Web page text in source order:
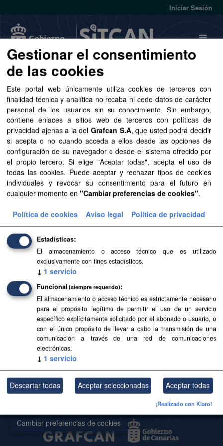
Cambiar preferencias de cookies
Iniciar Sesión
Conjuntos de datos
Ordenar por
1 conjunto de datos encontrado
Grupos: Formatos:
Etiquetas:
MDT
Filtrar Resultados
Modelo Digital de Terreno (MDT) de 25x25 metros
Modelo Digital de Terreno (MDT) de 25x25 metros
TIFF
Usted también puede acceder a este registro utilizando losAPI(ver
API Docs).
Acerca de SITCAN Open Data
Datos Abiertos Gobierno de Canarias
Gestionar el consentimiento
de las cookies
Este portal web únicamente utiliza cookies de terceros con
finalidad técnica y analítica no recaba ni cede datos de carácter
personal de los usuarios sin su conocimiento. Sin embargo,
contiene enlaces a sitios web de terceros con políticas de
privacidad ajenas a la del Grafcan S.A, que usted podrá decidir
si acepta o no cuando acceda a ellos desde las opciones de
configuración de su navegador o desde el sistema ofrecido por
el propio tercero. Si elige "Aceptar todas", acepta el uso de
todas las cookies. Puede aceptar y rechazar tipos de cookies
individuales y revocar su consentimiento para el futuro en
cualquier momento en "Cambiar preferencias de cookies".
Política de cookies Aviso legal Política de privacidad
Estadísticas
El almacenamiento o acceso técnico que es utilizado
exclusivamente con fines estadísticos.
↓ 1 servicio
Funcional (siempre requerido)
El almacenamiento o acceso técnico es estrictamente necesario
para el propósito legítimo de permitir el uso de un servicio
específico explícitamente solicitado por el abonado o usuario, o
con el único propósito de llevar a cabo la transmisión de una
comunicación a través de una red de comunicaciones
electrónicas.
↓ 1 servicio
Descartar todas Aceptar seleccionadas Aceptar todas
¡Realizado con Klaro!